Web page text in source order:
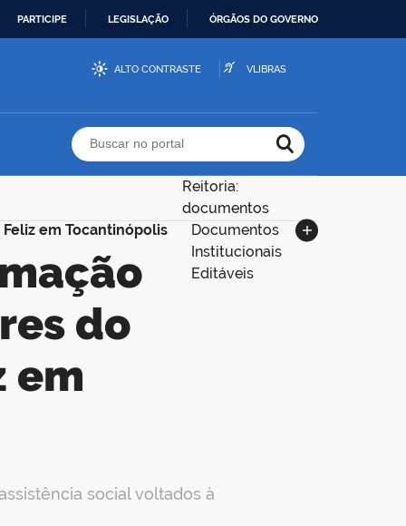
PARTICIPE LEGISLAÇÃO ÓRGÃOS DO GOVERNO
ALTO CONTRASTE VLIBRAS
Buscar no portal
em Tocantinópolis
Reitoria:
documentos
Documentos
Institucionais
Editáveis
do
em
social voltados à